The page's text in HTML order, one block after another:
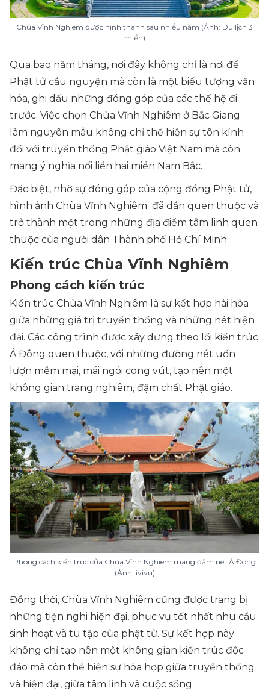
Chùa Vĩnh Nghiêm được hình thành sau nhiều năm (Ảnh: Du lịch 3
miền)
Qua bao năm tháng, nơi đây không chỉ là nơi để
Phật tử cầu nguyện mà còn là một biểu tượng văn
hóa, ghi dấu những đóng góp của các thế hệ đi
trước. Việc chọn Chùa Vĩnh Nghiêm ở Bắc Giang
làm nguyên mẫu không chỉ thể hiện sự tôn kính
đối với truyền thống Phật giáo Việt Nam mà còn
mang ý nghĩa nối liền hai miền Nam Bắc.
Đặc biệt, nhờ sự đóng góp của cộng đồng Phật tử,
hình ảnh Chùa Vĩnh Nghiêm đã dần quen thuộc và
trở thành một trong những địa điểm tâm linh quen
thuộc của người dân Thành phố Hồ Chí Minh.
Kiến trúc Chùa Vĩnh Nghiêm
Phong cách kiến trúc
Kiến trúc Chùa Vĩnh Nghiêm là sự kết hợp hài hòa
giữa những giá trị truyền thống và những nét hiện
đại. Các công trình được xây dựng theo lối kiến trúc
Á Đông quen thuộc, với những đường nét uốn
lượn mềm mại, mái ngói cong vút, tạo nên một
không gian trang nghiêm, đậm chất Phật giáo.
Phong cách kiến trúc của Chùa Vĩnh Nghiêm mang đậm nét Á Đông
(Ảnh: ivivu)
Đồng thời, Chùa Vĩnh Nghiêm cũng được trang bị
những tiện nghi hiện đại, phục vụ tốt nhất nhu cầu
sinh hoạt và tu tập của phật tử. Sự kết hợp này
không chỉ tạo nên một không gian kiến trúc độc
đáo mà còn thể hiện sự hòa hợp giữa truyền thống
và hiện đại, giữa tâm linh và cuộc sống.